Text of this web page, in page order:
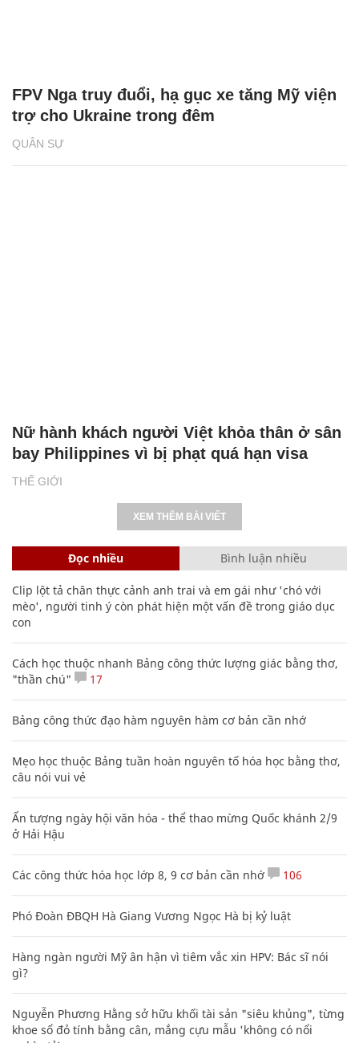
QUÂN SỰ
FPV Nga truy đuổi, hạ gục xe tăng Mỹ viện
trợ cho Ukraine trong đêm
THẾ GIỚI
Nữ hành khách người Việt khỏa thân ở sân
bay Philippines vì bị phạt quá hạn visa
XEM THÊM BÀI VIẾT
Đọc nhiều Bình luận nhiều
Clip lột tả chân thực cảnh anh trai và em gái như 'chó với
mèo', người tinh ý còn phát hiện một vấn đề trong giáo dục
con
Cách học thuộc nhanh Bảng công thức lượng giác bằng thơ,
"thần chú"
17
Bảng công thức đạo hàm nguyên hàm cơ bản cần nhớ
Mẹo học thuộc Bảng tuần hoàn nguyên tố hóa học bằng thơ,
câu nói vui vẻ
Ấn tượng ngày hội văn hóa - thể thao mừng Quốc khánh 2/9
ở Hải Hậu
Các công thức hóa học lớp 8, 9 cơ bản cần nhớ 106
Phó Đoàn ĐBQH Hà Giang Vương Ngọc Hà bị kỷ luật
Hàng ngàn người Mỹ ân hận vì tiêm vắc xin HPV: Bác sĩ nói
gì?
Nguyễn Phương Hằng sở hữu khối tài sản "siêu khủng", từng
khoe sổ đỏ tính bằng cân, mắng cựu mẫu 'không có nổi